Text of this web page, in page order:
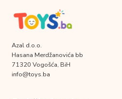
Azal d.o.o.
Hasana Merdžanovića bb
71320 Vogošća, BiH
info@toys.ba